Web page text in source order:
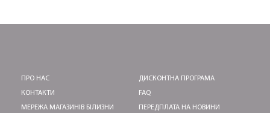
ПРО НАС
КОНТАКТИ
МЕРЕЖА МАГАЗИНІВ БІЛИЗНИ
ДИСКОНТНА ПРОГРАМА
FAQ
ПЕРЕДПЛАТА НА НОВИНИ